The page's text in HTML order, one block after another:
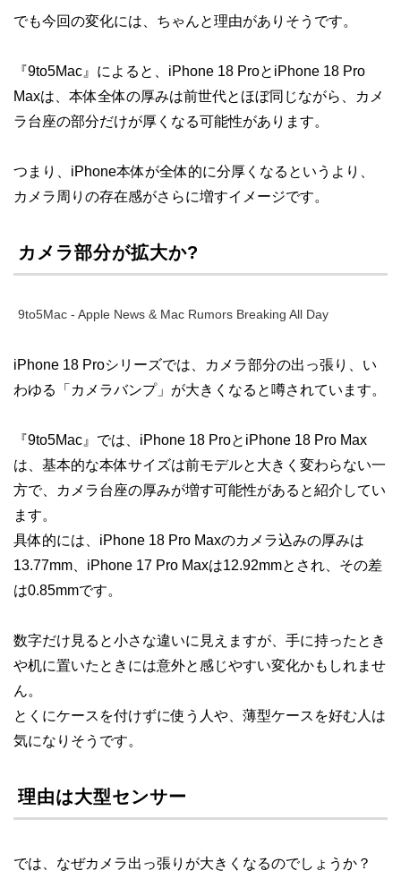
でも今回の変化には、ちゃんと理由がありそうです。
『9to5Mac』によると、iPhone 18 ProとiPhone 18 Pro
Maxは、本体全体の厚みは前世代とほぼ同じながら、カメ
ラ台座の部分だけが厚くなる可能性があります。
つまり、iPhone本体が全体的に分厚くなるというより、
カメラ周りの存在感がさらに増すイメージです。
カメラ部分が拡大か?
9to5Mac - Apple News & Mac Rumors Breaking All Day
iPhone 18 Proシリーズでは、カメラ部分の出っ張り、い
わゆる「カメラバンプ」が大きくなると噂されています。
『9to5Mac』では、iPhone 18 ProとiPhone 18 Pro Max
は、基本的な本体サイズは前モデルと大きく変わらない一
方で、カメラ台座の厚みが増す可能性があると紹介してい
ます。
具体的には、iPhone 18 Pro Maxのカメラ込みの厚みは
13.77mm、iPhone 17 Pro Maxは12.92mmとされ、その差
は0.85mmです。
数字だけ見ると小さな違いに見えますが、手に持ったとき
や机に置いたときには意外と感じやすい変化かもしれませ
ん。
とくにケースを付けずに使う人や、薄型ケースを好む人は
気になりそうです。
理由は大型センサー
では、なぜカメラ出っ張りが大きくなるのでしょうか？